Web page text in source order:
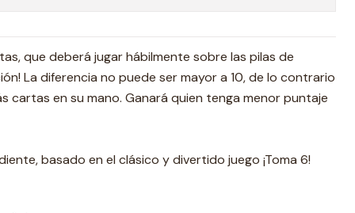
que deberá jugar hábilmente sobre las pilas de
La diferencia no puede ser mayor a 10, de lo contrario
cartas en su mano. Ganará quien tenga menor puntaje
basado en el clásico y divertido juego ¡Toma 6!